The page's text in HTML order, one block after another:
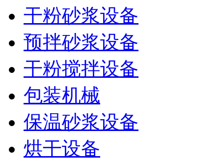
干粉砂浆设备
预拌砂浆设备
干粉搅拌设备
包装机械
保温砂浆设备
烘干设备